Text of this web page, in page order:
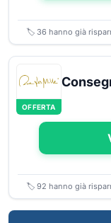
🏷️ 36 hanno già
OFFERTA
🏷️ 92 hanno già